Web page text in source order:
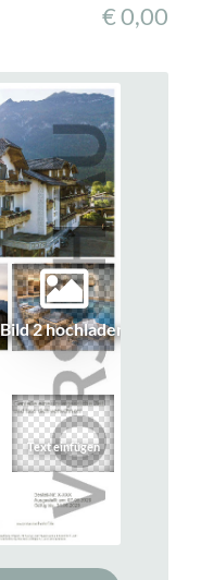
Bild 2 hochladen
€ 0,00